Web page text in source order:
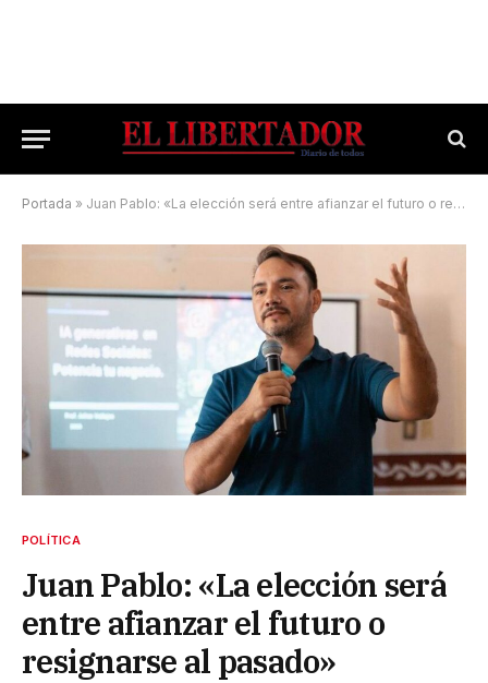
Portada » Juan Pablo: «La elección será entre afianzar el futuro o resignarse al pasado»
POLÍTICA
Juan Pablo: «La elección será
entre afianzar el futuro o
resignarse al pasado»